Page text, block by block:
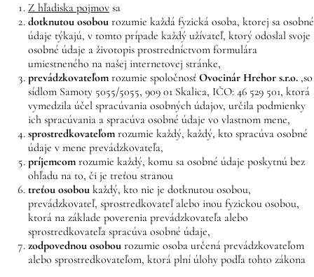
Z hľadiska pojmov sa
dotknutou osobou rozumie každá fyzická osoba, ktorej sa osobné
údaje týkajú, v tomto prípade každý užívateľ, ktorý odoslal svoje
osobné údaje a životopis prostredníctvom formulára
umiestneného na našej internetovej stránke,
prevádzkovateľom rozumie spoločnosť Ovocinár Hrehor s.r.o. ,so
sídlom Samoty 5055/5055, 909 01 Skalica, IČO: 46 529 501, ktorá
vymedzila účel spracúvania osobných údajov, určila podmienky
ich spracúvania a spracúva osobné údaje vo vlastnom mene,
sprostredkovateľom rozumie každý, každý, kto spracúva osobné
údaje v mene prevádzkovateľa,
príjemcom rozumie každý, komu sa osobné údaje poskytnú bez
ohľadu na to, či je treťou stranou
treťou osobou každý, kto nie je dotknutou osobou,
prevádzkovateľ, sprostredkovateľ alebo inou fyzickou osobou,
ktorá na základe poverenia prevádzkovateľa alebo
sprostredkovateľa spracúva osobné údaje,
zodpovednou osobou rozumie osoba určená prevádzkovateľom
alebo sprostredkovateľom, ktorá plní úlohy podľa tohto zákona